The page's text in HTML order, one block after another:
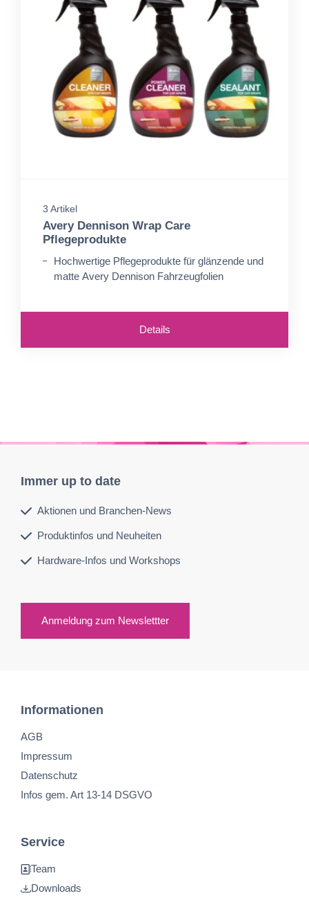
3 Artikel
Avery Dennison Wrap Care
Pflegeprodukte
Hochwertige Pflegeprodukte für glänzende und
matte Avery Dennison Fahrzeugfolien
Details
Immer up to date
Aktionen und Branchen-News
Produktinfos und Neuheiten
Hardware-Infos und Workshops
Anmeldung zum Newslettter
Informationen
AGB
Impressum
Datenschutz
Infos gem. Art 13-14 DSGVO
Service
Team
Downloads